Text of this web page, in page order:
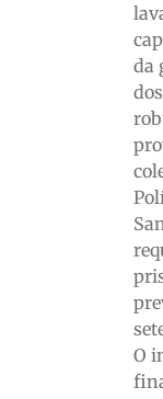
da
O